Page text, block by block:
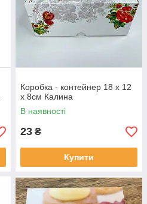
Коробка - контейнер 18 х 12
х 8см Калина
В наявності
23 ₴
Купити